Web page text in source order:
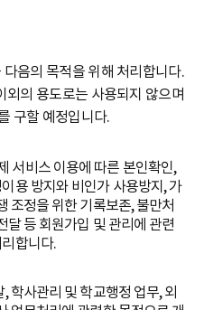
음의 목적을 위해 처리합니다.
의 용도로는 사용되지 않으며
구할 예정입니다.
서비스 이용에 따른 본인확인,
용 방지와 비인가 사용방지, 가
조정을 위한 기록보존, 불만처
달 등 회원가입 및 관리에 관련
합니다.
학사관리 및 학교행정 업무, 외